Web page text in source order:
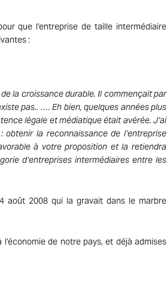
que l’entreprise de taille intermédiaire
:
la croissance durable. Il commençait par
pas.. …. Eh bien, quelques années plus
légale et médiatique était avérée. J’ai
la reconnaissance de l’entreprise
à votre proposition et la retiendra
d’entreprises intermédiaires entre les
août 2008 qui la gravait dans le marbre
de notre pays, et déjà admises